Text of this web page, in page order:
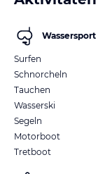
Wassersport
Surfen
Schnorcheln
Tauchen
Wasserski
Segeln
Motorboot
Tretboot